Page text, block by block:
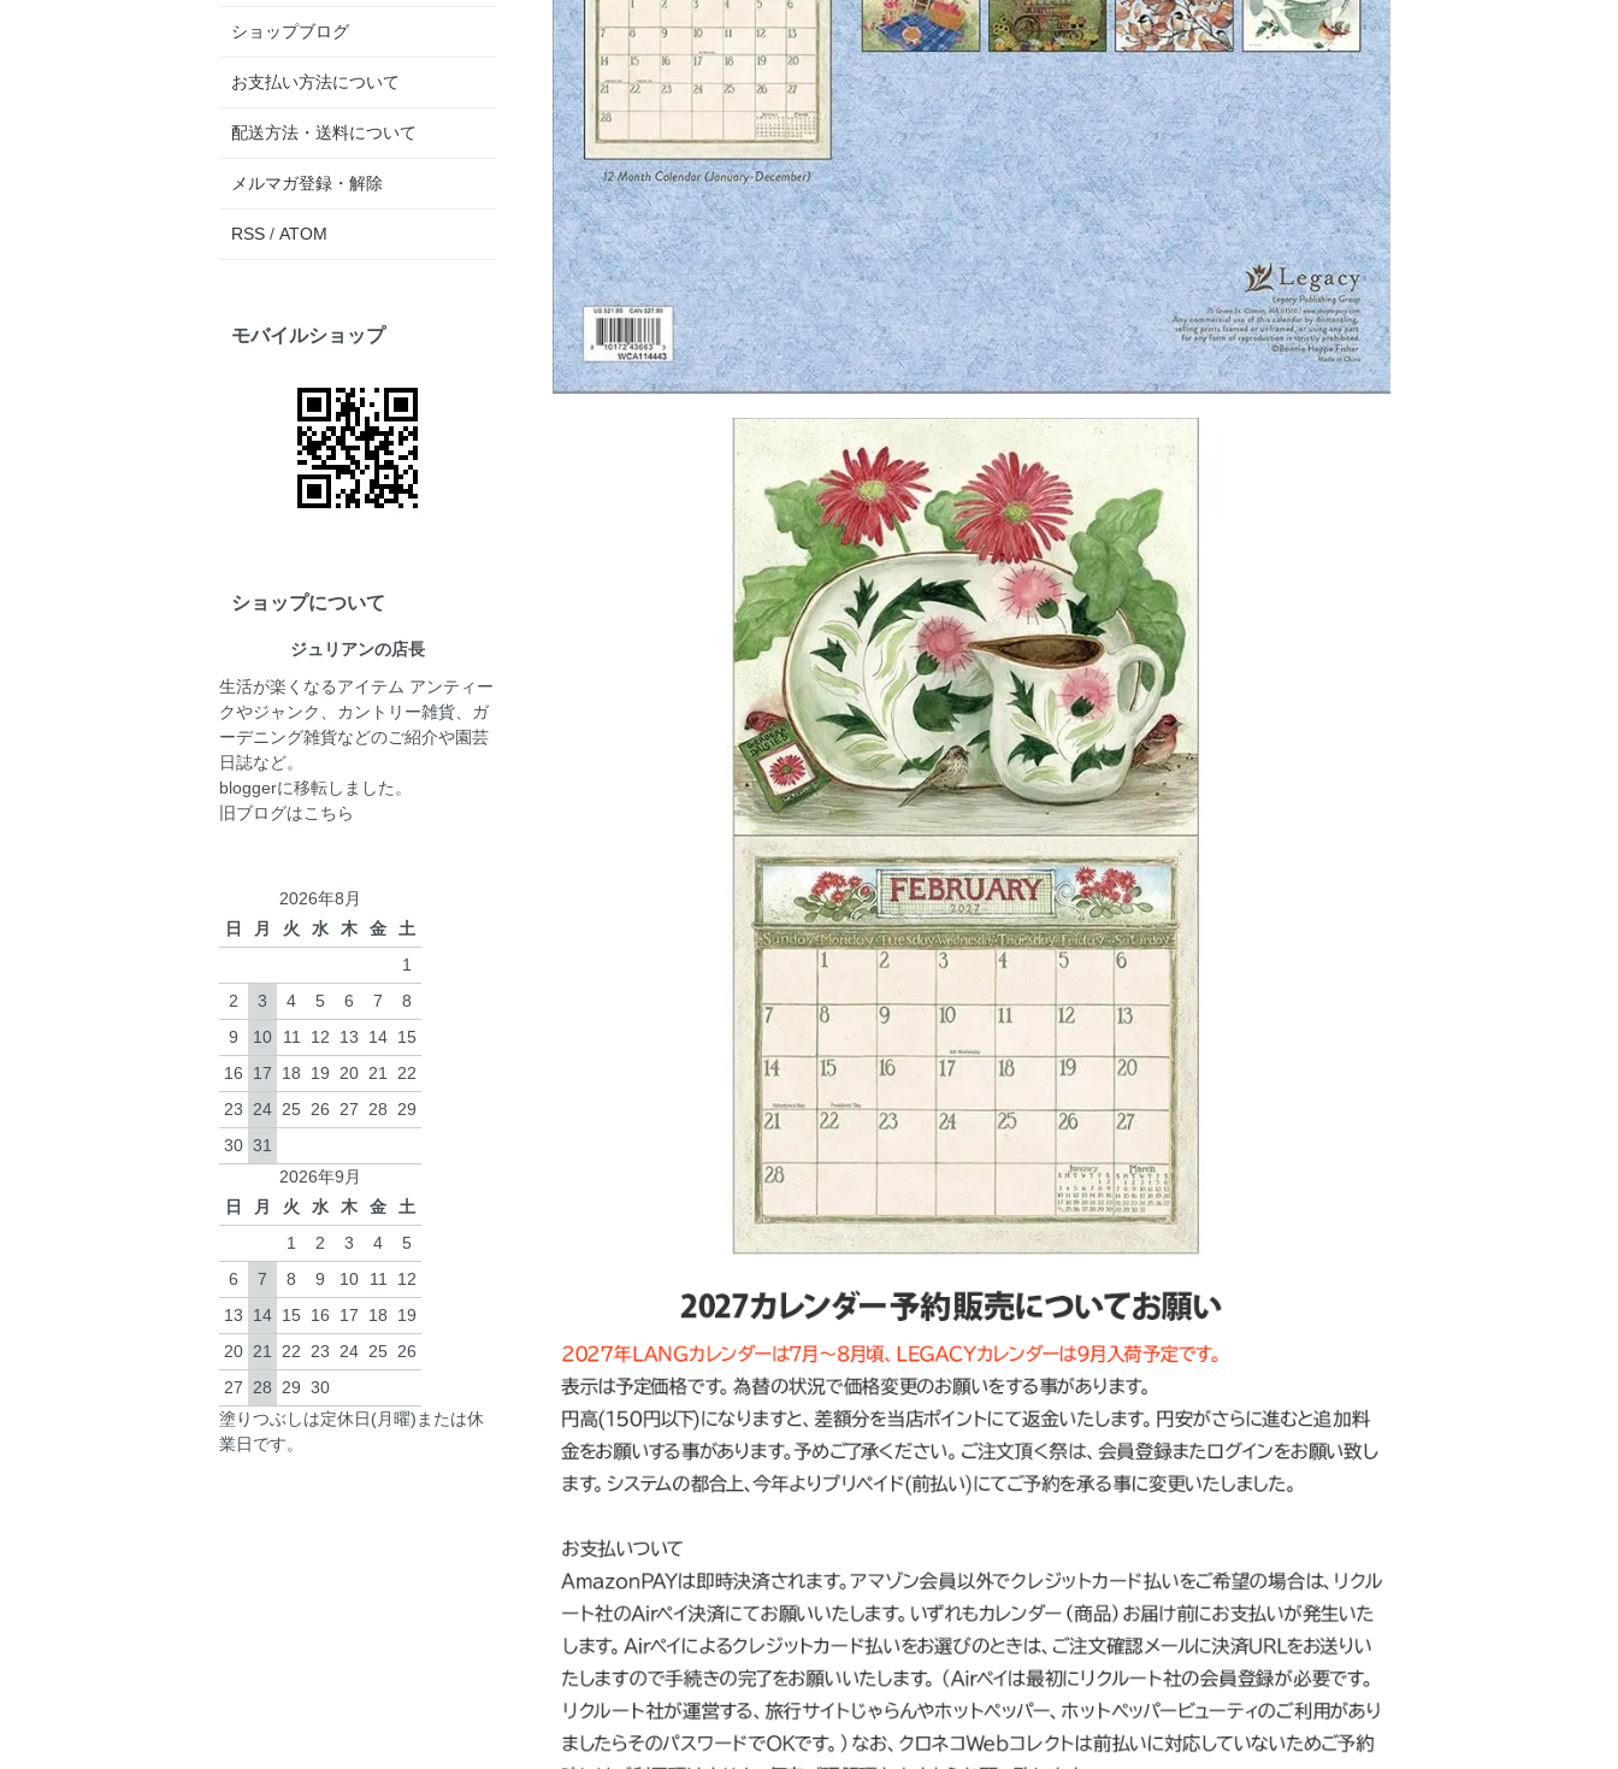
ショップブログ
お支払い方法について
配送方法・送料について
メルマガ登録・解除
RSS / ATOM
モバイルショップ
ショップについて
ジュリアンの店長
生活が楽くなるアイテム アンティー
クやジャンク、カントリー雑貨、ガ
ーデニング雑貨などのご紹介や園芸
日誌など。
bloggerに移転しました。
旧ブログはこちら
2026年8月
日
月 火 水 木 金
土
1
2
3 4 5 6 7
8
9
10 11 12 13 14 15
16
17 18 19 20 21
22
23
24 25 26 27 28
29
30 31
2026年9月
日
月 火 水 木 金
土
1
2 3 4
5
6
7 8 9 10 11
12
13
14 15 16 17 18
19
20 21 22 23 24 25 26
27
28 29 30
塗りつぶしは定休日(月曜)または休
業日です。